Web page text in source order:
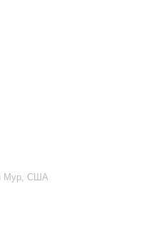
Мур, США